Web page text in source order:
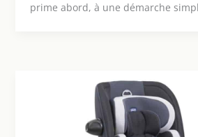
prime abord, à une démarche